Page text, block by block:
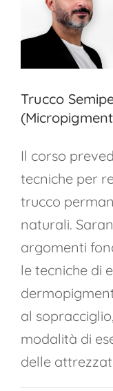
Trucco
Il corso
tecniche per
trucco
naturali.
argomenti
le tecniche di
al
modalità di
delle